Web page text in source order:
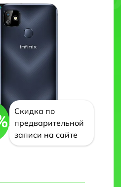
Скидка по
предварительной
записи на сайте